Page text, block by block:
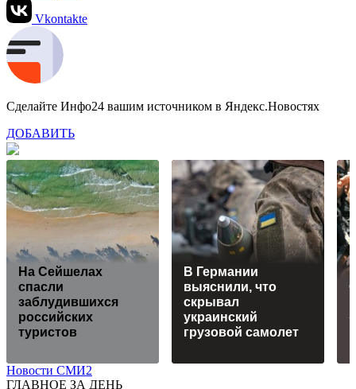
Vkontakte
Сделайте Инфо24 вашим источником в Яндекс.Новостях
ДОБАВИТЬ
На Сейшелах
спасли
заблудившихся
российских
туристов
В Германии
выяснили, что
скрывал
украинский
грузовой самолет
Новости СМИ2
ГЛАВНОЕ ЗА ДЕНЬ